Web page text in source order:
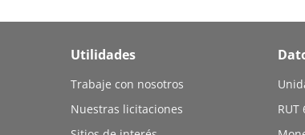
Utilidades
Trabaje con nosotros
Nuestras licitaciones
RUT